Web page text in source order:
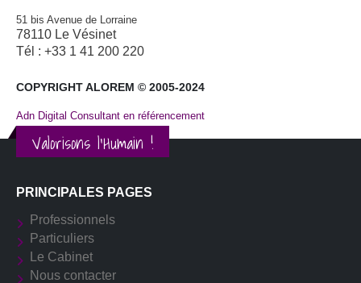
51 bis Avenue de Lorraine
78110 Le Vésinet
Tél : +33 1 41 200 220
COPYRIGHT ALOREM © 2005-2024
Adn Digital Consultant en référencement
Valorisons l'Humain !
PRINCIPALES PAGES
Professionnels
Particuliers
Le Cabinet
Nous contacter